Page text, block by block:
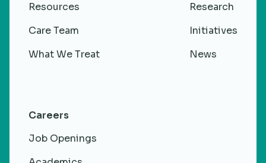
Resources
Care Team
What We Treat
Research
Initiatives
News
Careers
Job Openings